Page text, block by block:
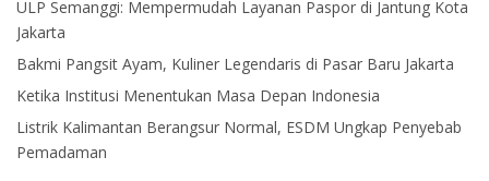
ULP Semanggi: Mempermudah Layanan Paspor di Jantung Kota
Jakarta
Bakmi Pangsit Ayam, Kuliner Legendaris di Pasar Baru Jakarta
Ketika Institusi Menentukan Masa Depan Indonesia
Listrik Kalimantan Berangsur Normal, ESDM Ungkap Penyebab
Pemadaman